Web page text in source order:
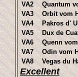
VA2
Quantum
VA3
Orbit vom
VA4
Pakros d'
VA5
Dux de
VA6
Quenn
VA7
Odin vom
VA8
Vegas du
Excellent